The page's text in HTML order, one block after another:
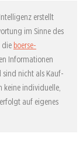
erstellt
im Sinne des
die boerse-
Informationen
nicht als Kauf-
keine individuelle,
auf eigenes